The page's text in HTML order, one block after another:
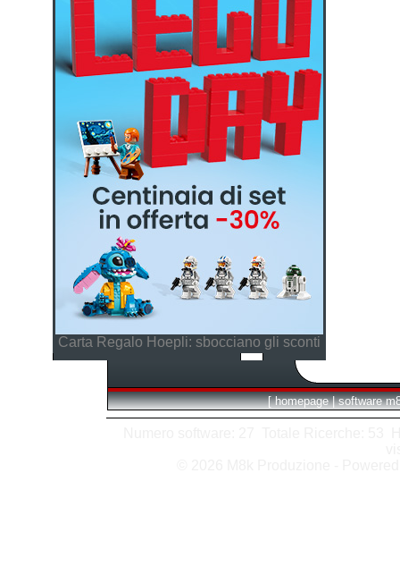
Carta Regalo Hoepli: sbocciano gli sconti
[ homepage | software